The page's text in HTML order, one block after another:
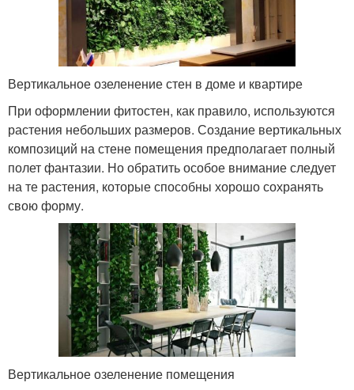
Вертикальное озеленение стен в доме и квартире
При оформлении фитостен, как правило, используются
растения небольших размеров. Создание вертикальных
композиций на стене помещения предполагает полный
полет фантазии. Но обратить особое внимание следует
на те растения, которые способны хорошо сохранять
свою форму.
Вертикальное озеленение помещения